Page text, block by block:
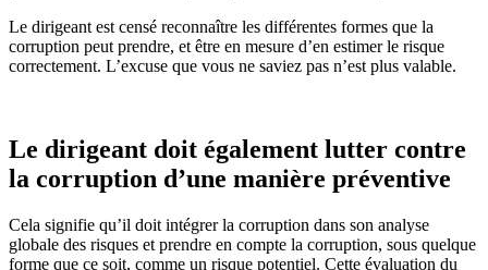
Le dirigeant est censé reconnaître les différentes formes que la
corruption peut prendre, et être en mesure d’en estimer le risque
correctement. L’excuse que vous ne saviez pas n’est plus valable.
Le dirigeant doit également lutter contre
la corruption d’une manière préventive
Cela signifie qu’il doit intégrer la corruption dans son analyse
globale des risques et prendre en compte la corruption, sous quelque
forme que ce soit, comme un risque potentiel. Cette évaluation du